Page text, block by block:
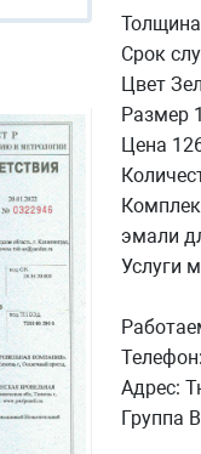
Срок
Цвет
Размер
Цена
эмали
Услуги
Адрес:
Группа